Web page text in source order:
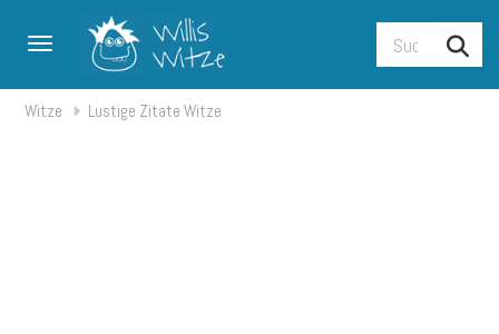
Toggle navigation
Witze Lustige Zitate Witze